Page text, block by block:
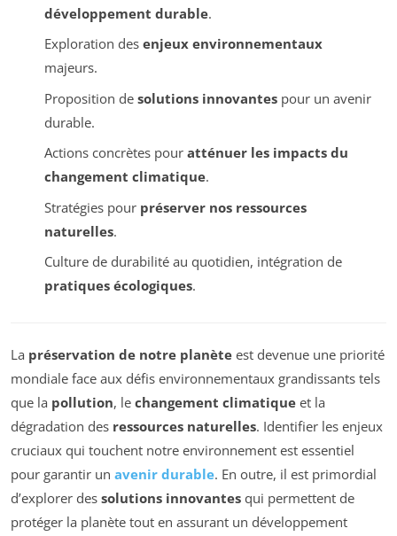
développement durable.
Exploration des enjeux environnementaux
majeurs.
Proposition de solutions innovantespour un avenir
durable.
Actions concrètes pour atténuer les impacts du
changement climatique.
Stratégies pour préserver nos ressources
naturelles.
Culture de durabilité au quotidien, intégration de
pratiques écologiques.
La préservation de notre planète est devenue une priorité
mondiale face aux défis environnementaux grandissants tels
que la pollution, le changement climatique et la
dégradation des ressources naturelles. Identifier les enjeux
cruciaux qui touchent notre environnement est essentiel
pour garantir un avenir durable. En outre, il est primordial
d’explorer des solutions innovantes qui permettent de
protéger la planète tout en assurant un développement